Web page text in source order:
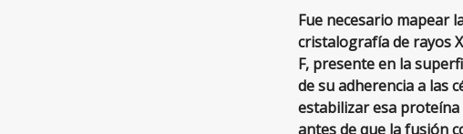
Fue necesario mapear
cristalografía de rayos
F, presente en la
de su adherencia a las
estabilizar esa
antes de que la fusión